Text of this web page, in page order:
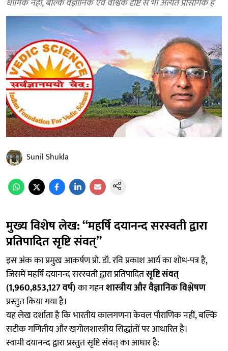
Sunil Shukla
मुख्य विशेष लेख: “महर्षि दयानन्द सरस्वती द्वारा
प्रतिपादित सृष्टि संवत्”
इस अंक का प्रमुख आकर्षण प्रो. डॉ. रवि प्रकाश आर्य का शोध-पत्र है,
जिसमें महर्षि दयानन्द सरस्वती द्वारा प्रतिपादितसृष्टि संवत्
(1,960,853,127 वर्ष)का गहनशास्त्रीय और वैज्ञानिक विश्लेषण
प्रस्तुत किया गया है।
यह लेख दर्शाता है कि भारतीय कालगणना केवल पौराणिक नहीं, बल्कि
सटीक गणितीय और खगोलशास्त्रीय सिद्धांतों पर आधारित है।
स्वामी दयानन्द द्वारा प्रस्तुत सृष्टि संवत् का आधार है: